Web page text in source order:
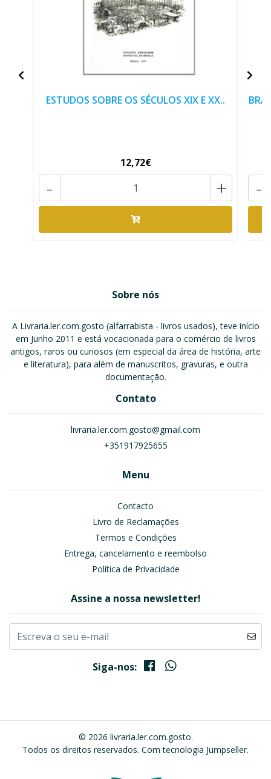
ESTUDOS SOBRE OS SÉCULOS XIX E XX..
12,72€
+
- -
Sobre nós
A Livraria.ler.com.gosto (alfarrabista - livros usados), teve início
em Junho 2011 e está vocacionada para o comércio de livros
antigos, raros ou curiosos (em especial da área de história, arte
e literatura), para além de manuscritos, gravuras, e outra
documentação.
Contato
livraria.ler.com.gosto@gmail.com
+351917925655
Menu
Contacto
Livro de Reclamações
Termos e Condições
Entrega, cancelamento e reembolso
Política de Privacidade
Assine a nossa newsletter!
Siga-nos:
© 2026 livraria.ler.com.gosto.
Todos os direitos reservados. Com tecnologia Jumpseller.